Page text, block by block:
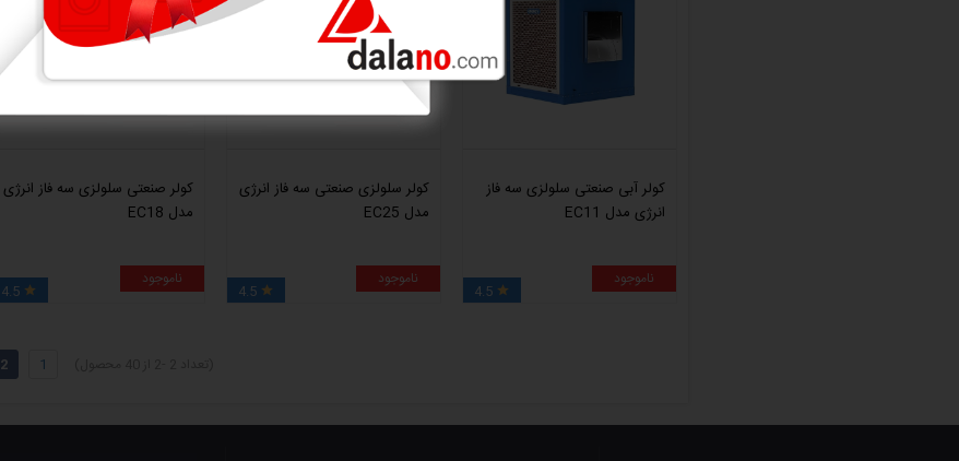
کولر آبی صنعتی سلولزی سه فاز
انرژی مدل EC11
ناموجود

4.5
کولر سلولزی صنعتی سه فاز انرژی
مدل EC25
ناموجود

4.5
کولر صنعتی سلولزی سه فاز انرژی
مدل EC18
ناموجود

1
2